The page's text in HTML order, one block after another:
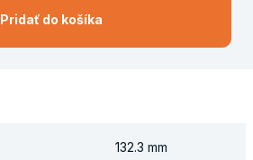
Pridať do košíka
132.3 mm